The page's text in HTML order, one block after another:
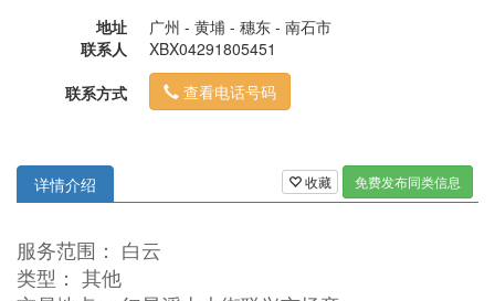
地址
广州 - 黄埔 - 穗东 - 南石市
联系人
XBX04291805451
联系方式
查看电话号码
收藏 免费发布同类信息
详情介绍
服务范围： 白云
类型： 其他